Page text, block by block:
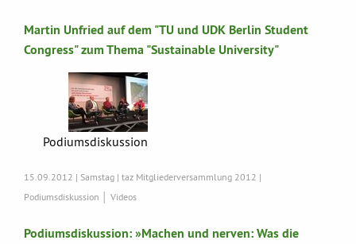
Martin Unfried auf dem "TU und UDK Berlin Student
Congress" zum Thema "Sustainable University"
Podiumsdiskussion
15.09.2012 | Samstag | taz Mitgliederversammlung 2012 |
Podiumsdiskussion │ Videos
Podiumsdiskussion: »Machen und nerven: Was die